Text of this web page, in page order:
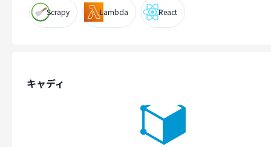
Scrapy Lambda React
キャディ